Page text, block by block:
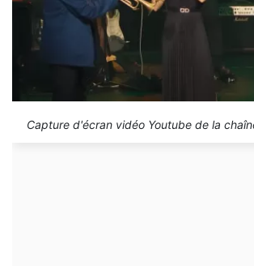
Capture d'écran vidéo Youtube de la